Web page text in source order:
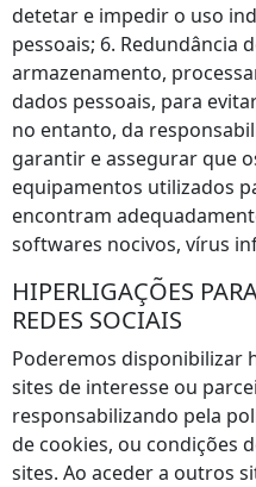
detetar e impedir o uso
pessoais; 6. Redundância
armazenamento,
dados pessoais, para
no entanto, da
garantir e assegurar que
equipamentos utilizados
encontram
softwares nocivos, vírus
HIPERLIGAÇÕES
REDES SOCIAIS
Poderemos disponibilizar
sites de interesse ou
responsabilizando pela
de cookies, ou condições
sites. Ao aceder a outros